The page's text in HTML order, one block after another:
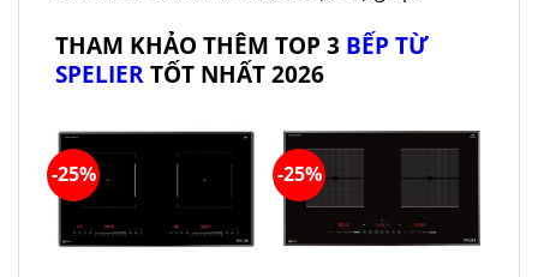
THAM KHẢO THÊM TOP 3 BẾP TỪ
SPELIERTỐT NHẤT 2026
-25% -25%